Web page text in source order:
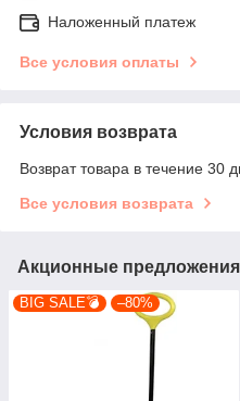
Наложенный платеж
Все условия оплаты
Условия возврата
Возврат товара в течение 30
Все условия возврата
Акционные
BIG SALE💣 –80%